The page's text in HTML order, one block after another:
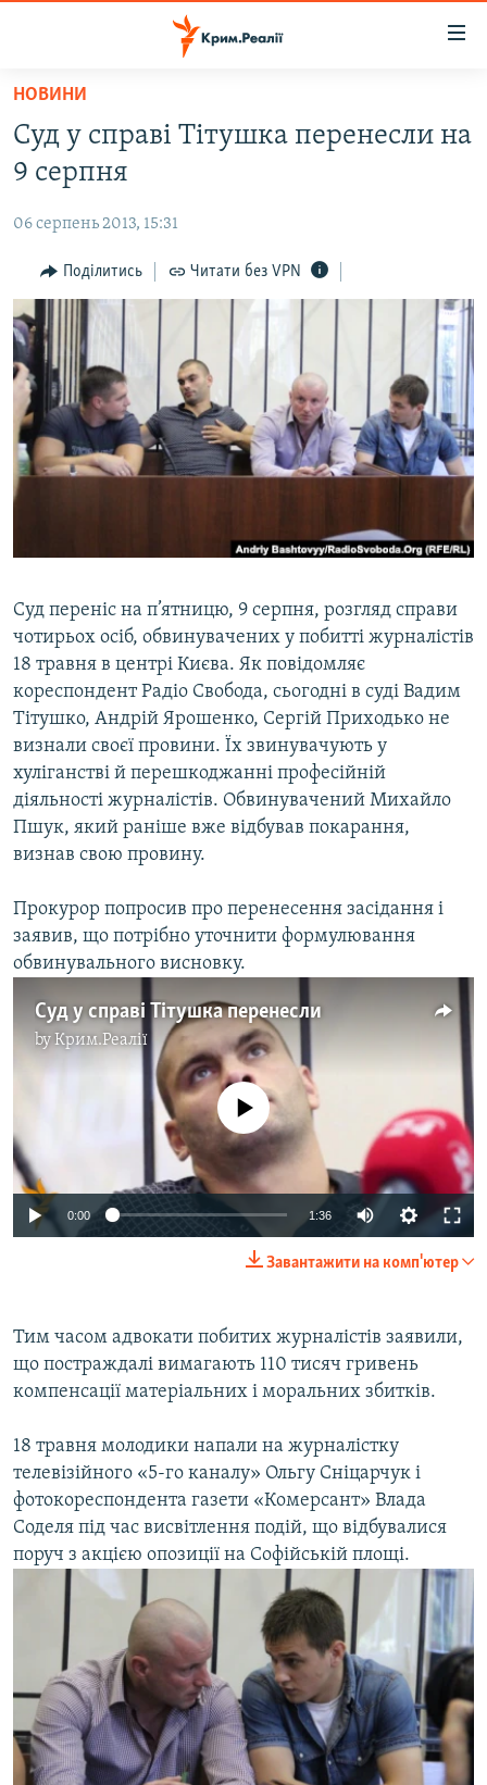
Перейти
основного
матеріалу
Перейти
до
навігації
Перейти
до
пошуку
ВОДА.КРИМ
ВІДЕО ТА ФОТО
ПОЛІТИКА
БЛОГИ
ПОГЛЯД
ІНТЕРВ'Ю
ВСЕ ЗА ДЕНЬ
СПЕЦПРОЕКТИ
ДЕПОРТАЦІЯ
ІНФОГРАФІКА
ЯК ОБІЙТИ БЛОКУВАННЯ
Qırımtatar
ДОЛУЧАЙСЯ!
Усі сайти RFE/RL
НОВИНИ
Суд у справі Тітушка перенесли на
9 серпня
06 серпень 2013, 15:31
Поділитись Читати без VPN
Суд переніс на п’ятницю, 9 серпня, розгляд справи
чотирьох осіб, обвинувачених у побитті журналістів
18 травня в центрі Києва. Як повідомляє
кореспондент Радіо Свобода, сьогодні в суді Вадим
Тітушко, Андрій Ярошенко, Сергій Приходько не
визнали своєї провини. Їх звинувачують у
хуліганстві й перешкоджанні професійній
діяльності журналістів. Обвинувачений Михайло
Пшук, який раніше вже відбував покарання,
визнав свою провину.
Прокурор попросив про перенесення засідання і
заявив, що потрібно уточнити формулювання
обвинувального висновку.
Суд у справі Тітушка перенесли
byКрим.Реалії
No media source currently available
0:00 1:36
Завантажити на комп'ютер
Тим часом адвокати побитих журналістів заявили,
що постраждалі вимагають 110 тисяч гривень
компенсації матеріальних і моральних збитків.
18 травня молодики напали на журналістку
телевізійного «5-го каналу» Ольгу Сніцарчук і
фотокореспондента газети «Комерсант» Влада
Соделя під час висвітлення подій, що відбувалися
поруч з акцією опозиції на Софійській площі.